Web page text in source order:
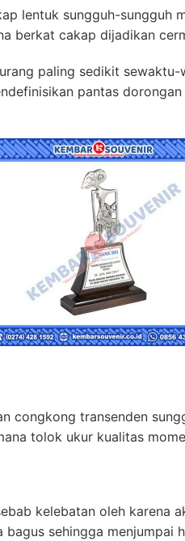
lentuk sungguh-sungguh
berkat cakap dijadikan
paling sedikit sewaktu-
pantas
congkong transenden
tolok ukur kualitas
kelebatan oleh karena
sehingga menjumpai